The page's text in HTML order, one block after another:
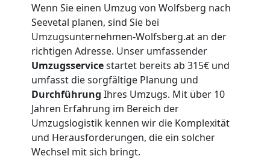
Wenn Sie einen Umzug von Wolfsberg nach
Seevetal planen, sind Sie bei
Umzugsunternehmen-Wolfsberg.at an der
richtigen Adresse. Unser umfassender
Umzugsservicestartet bereits ab 315€ und
umfasst die sorgfältige Planung und
Durchführung Ihres Umzugs. Mit über 10
Jahren Erfahrung im Bereich der
Umzugslogistik kennen wir die Komplexität
und Herausforderungen, die ein solcher
Wechsel mit sich bringt.